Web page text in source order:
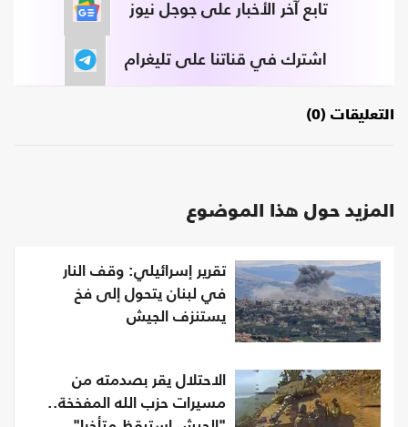
تابع آخر الأخبار على جوجل نيوز
اشترك في قناتنا على تليغرام
التعليقات (0)
المزيد حول هذا الموضوع
تقرير إسرائيلي: وقف النار
في لبنان يتحول إلى فخ
يستنزف الجيش
الاحتلال يقر بصدمته من
مسيرات حزب الله المفخخة..